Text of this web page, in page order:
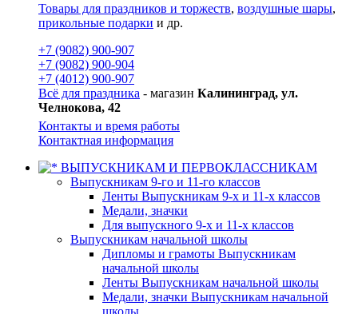
Товары для праздников и торжеств, воздушные шары,
прикольные подарки и др.
+7 (9082) 900-907
+7 (9082) 900-904
+7 (4012) 900-907
Всё для праздника - магазин Калининград, ул.
Челнокова, 42
Контакты и время работы
Контактная информация
ВЫПУСКНИКАМ И ПЕРВОКЛАССНИКАМ
Выпускникам 9-го и 11-го классов
Ленты Выпускникам 9-х и 11-х классов
Медали, значки
Для выпускного 9-х и 11-х классов
Выпускникам начальной школы
Дипломы и грамоты Выпускникам
начальной школы
Ленты Выпускникам начальной школы
Медали, значки Выпускникам начальной
школы